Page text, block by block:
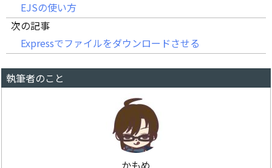
EJSの使い方
次の記事
Expressでファイルをダウンロードさせる
執筆者のこと
かもめ